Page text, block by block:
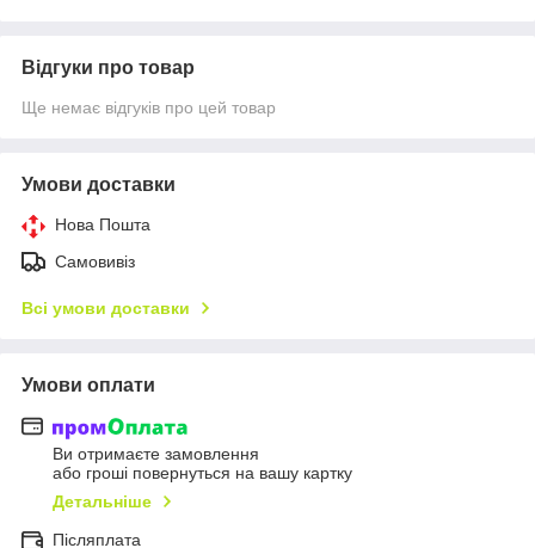
Відгуки про товар
Ще немає відгуків про цей товар
Умови доставки
Нова Пошта
Самовивіз
Всі умови доставки
Умови оплати
Ви отримаєте замовлення
або гроші повернуться на вашу картку
Детальніше
Післяплата